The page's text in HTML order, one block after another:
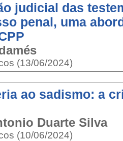
judicial das
penal, uma
(13/06/2024)
ao sadismo: a
Duarte Silva
(10/06/2024)